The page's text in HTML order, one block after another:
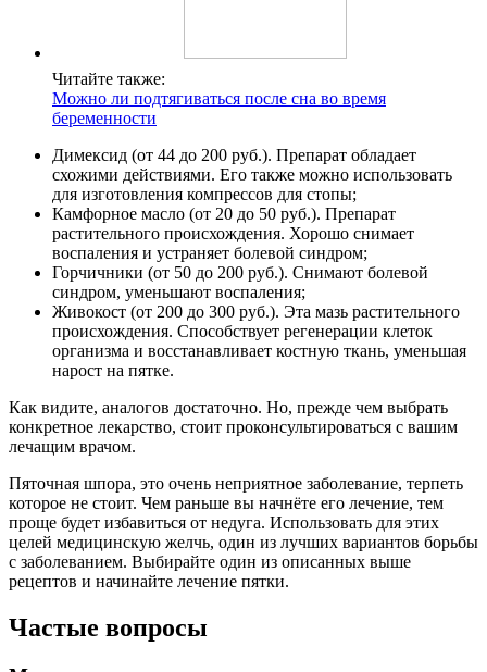
Читайте также:
Можно ли подтягиваться после сна во время
беременности
Димексид (от 44 до 200 руб.). Препарат обладает
схожими действиями. Его также можно использовать
для изготовления компрессов для стопы;
Камфорное масло (от 20 до 50 руб.). Препарат
растительного происхождения. Хорошо снимает
воспаления и устраняет болевой синдром;
Горчичники (от 50 до 200 руб.). Снимают болевой
синдром, уменьшают воспаления;
Живокост (от 200 до 300 руб.). Эта мазь растительного
происхождения. Способствует регенерации клеток
организма и восстанавливает костную ткань, уменьшая
нарост на пятке.
Как видите, аналогов достаточно. Но, прежде чем выбрать
конкретное лекарство, стоит проконсультироваться с вашим
лечащим врачом.
Пяточная шпора, это очень неприятное заболевание, терпеть
которое не стоит. Чем раньше вы начнёте его лечение, тем
проще будет избавиться от недуга. Использовать для этих
целей медицинскую желчь, один из лучших вариантов борьбы
с заболеванием. Выбирайте один из описанных выше
рецептов и начинайте лечение пятки.
Частые вопросы